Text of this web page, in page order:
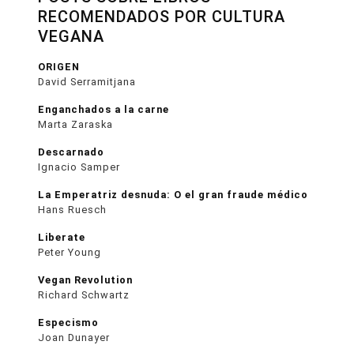
RECOMENDADOS POR CULTURA
VEGANA
ORIGEN
David Serramitjana
Enganchados a la carne
Marta Zaraska
Descarnado
Ignacio Samper
La Emperatriz desnuda: O el gran fraude médico
Hans Ruesch
Liberate
Peter Young
Vegan Revolution
Richard Schwartz
Especismo
Joan Dunayer